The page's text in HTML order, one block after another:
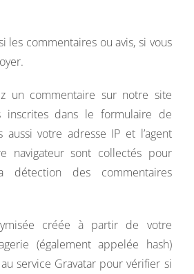
les commentaires ou avis, si vous
un commentaire sur notre site
inscrites dans le formulaire de
aussi votre adresse IP et l’agent
navigateur sont collectés pour
des commentaires
créée à partir de votre
(également appelée hash)
service Gravatar pour vérifier si